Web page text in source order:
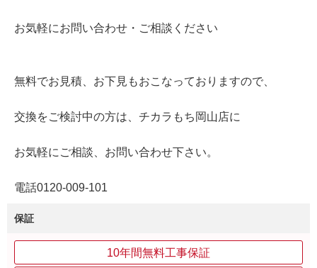
お気軽にお問い合わせ・ご相談ください
無料でお見積、お下見もおこなっておりますので、
交換をご検討中の方は、チカラもち岡山店に
お気軽にご相談、お問い合わせ下さい。
電話0120-009-101
保証
10年間無料工事保証